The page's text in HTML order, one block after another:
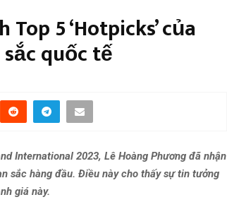
5 ‘Hotpicks’ của
quốc tế
International 2023, Lê Hoàng Phương đã nhận
sắc hàng đầu. Điều này cho thấy sự tin tưởng
giá này.